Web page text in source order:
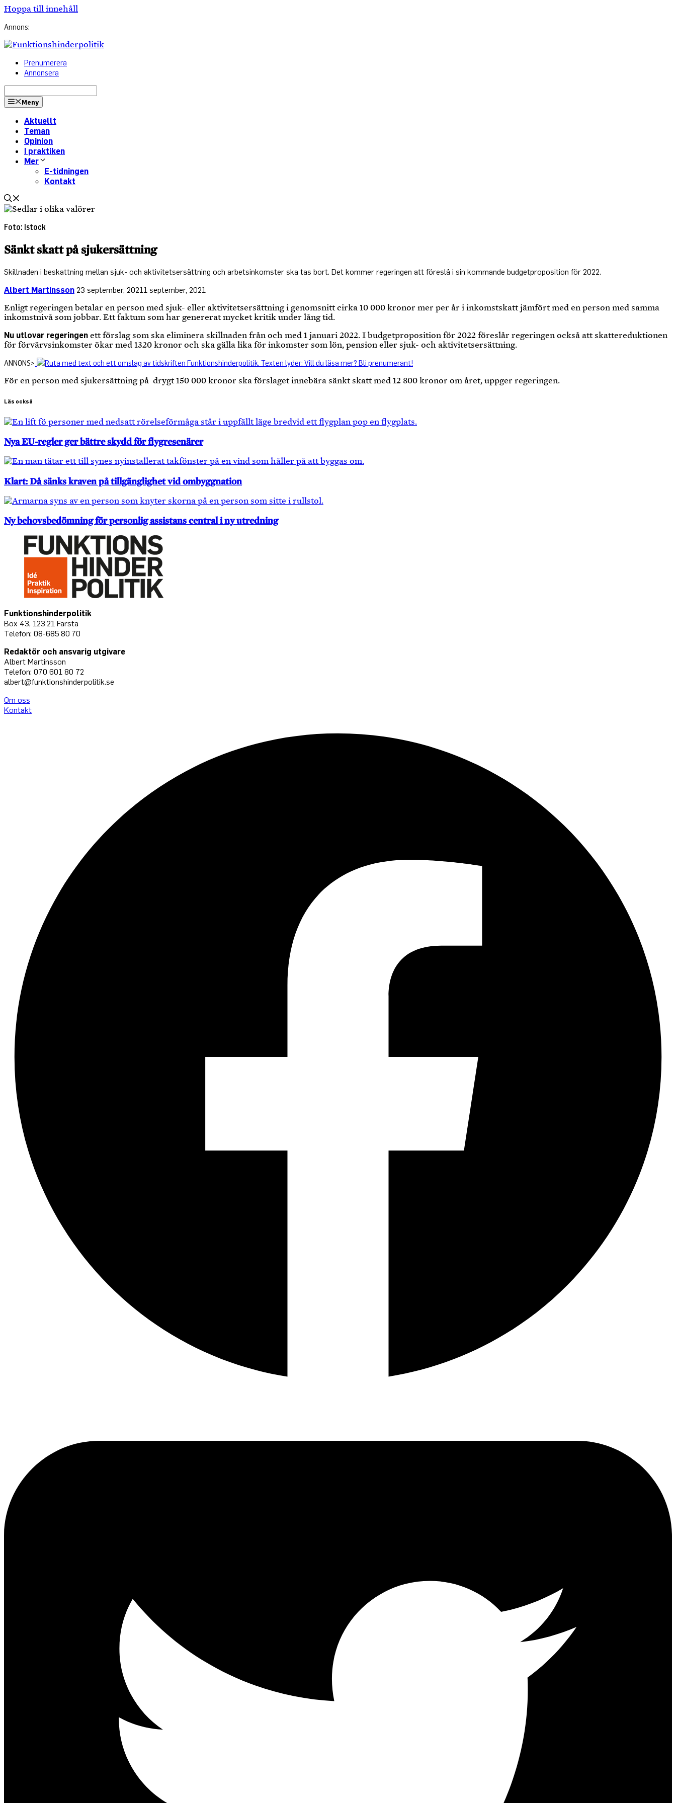
Hoppa till innehåll
Annons:
Prenumerera
Annonsera
Meny
Aktuellt
Teman
Opinion
I praktiken
Mer
E-tidningen
Kontakt
Foto: Istock
Sänkt skatt på sjukersättning
Skillnaden i beskattning mellan sjuk- och aktivitetsersättning och arbetsinkomster ska tas bort. Det kommer regeringen att föreslå i sin kommande budgetproposition för 2022.
Albert Martinsson 23 september, 2021 1 september, 2021
Enligt regeringen betalar en person med sjuk- eller aktivitetsersättning i genomsnitt cirka 10 000 kronor mer per år i inkomstskatt jämfört med en person med samma
inkomstnivå som jobbar. Ett faktum som har genererat mycket kritik under lång tid.
Nu utlovar regeringen ett förslag som ska eliminera skillnaden från och med 1 januari 2022. I budgetproposition för 2022 föreslår regeringen också att skattereduktionen
för förvärvsinkomster ökar med 1320 kronor och ska gälla lika för inkomster som lön, pension eller sjuk- och aktivitetsersättning.
ANNONS>
För en person med sjukersättning på drygt 150 000 kronor ska förslaget innebära sänkt skatt med 12 800 kronor om året, uppger regeringen.
Läs också
Nya EU-regler ger bättre skydd för flygresenärer
Klart: Då sänks kraven på tillgänglighet vid ombyggnation
Ny behovsbedömning för personlig assistans central i ny utredning
Funktionshinderpolitik
Box 43, 123 21 Farsta
Telefon: 08-685 80 70
Redaktör och ansvarig utgivare
Albert Martinsson
Telefon: 070 601 80 72
albert@funktionshinderpolitik.se
Om oss
Kontakt